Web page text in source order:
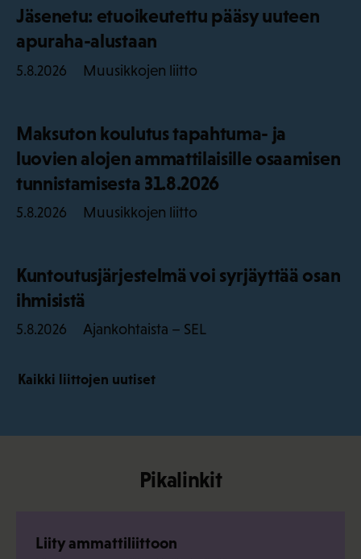
Jäsenetu: etuoikeutettu pääsy uuteen
apuraha-alustaan
5.8.2026 Muusikkojen liitto
Maksuton koulutus tapahtuma- ja
luovien alojen ammattilaisille osaamisen
tunnistamisesta 31.8.2026
5.8.2026 Muusikkojen liitto
Kuntoutusjärjestelmä voi syrjäyttää osan
ihmisistä
5.8.2026 Ajankohtaista – SEL
Kaikki liittojen uutiset
Pikalinkit
Liity ammattiliittoon